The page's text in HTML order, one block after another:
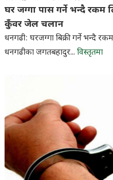
धनगढी: घरजग्गा बिक्री गर्ने भन्दै
धनगढीका जगतबहादुर...
साउन २३, ०५:०३ खबर संवाददाता